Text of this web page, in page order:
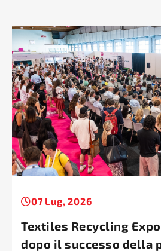
07 Lug, 2026
Textiles Recycling
dopo il successo della